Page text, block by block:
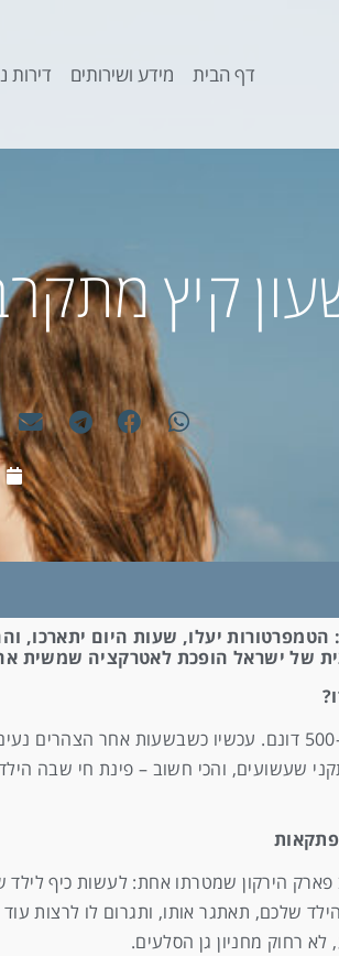
דף הבית מידע ושירותים דירות
קיץ
הטמפרטורות יעלו, שעות היום
של ישראל הופכת לאטרקציה שמשית
פארק בגין משתרע על שטח של כ-500 דונם. עכשיו
מתקני שעשועים, והכי חשוב – פינת חי שבה
הירקון שמטרתו אחת: לעשות כיף
שלכם, תאתגר אותו, ותגרום לו לרצות
לא רחוק מחניון גן הסלעים.